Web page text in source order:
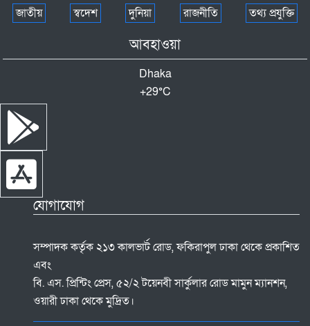
জাতীয়
স্বদেশ দুনিয়া রাজনীতি তথ্য প্রযুক্তি
আবহাওয়া
Dhaka
+29°C
যোগাযোগ
সম্পাদক কর্তৃক ২১৩ কালভার্ট রোড, ফকিরাপুল ঢাকা থেকে প্রকাশিত
এবং
বি. এস. প্রিন্টিং প্রেস, ৫২/২ টয়েনবী সার্কুলার রোড মামুন ম্যানশন,
ওয়ারী ঢাকা থেকে মুদ্রিত।